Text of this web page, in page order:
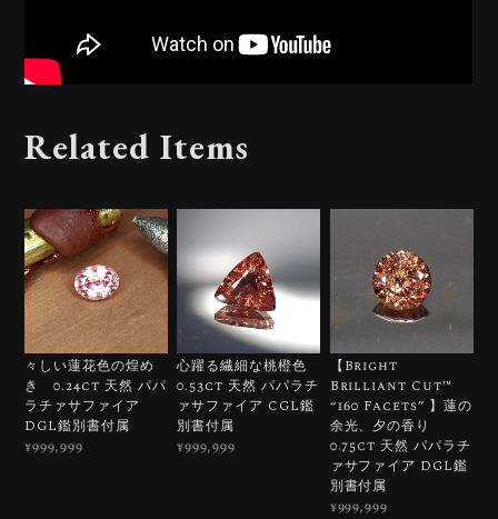
Related Items
々しい蓮花色の煌め
き 0.24ct 天然 パパ
ラチァサファイア
DGL鑑別書付属
¥999,999
心躍る繊細な桃橙色
0.53ct 天然 パパラチ
ァサファイア CGL鑑
別書付属
¥999,999
【Bright
Brilliant Cut™️
“160 Facets” 】蓮の
余光、夕の香り
0.75ct 天然 パパラチ
ァサファイア DGL鑑
別書付属
¥999,999